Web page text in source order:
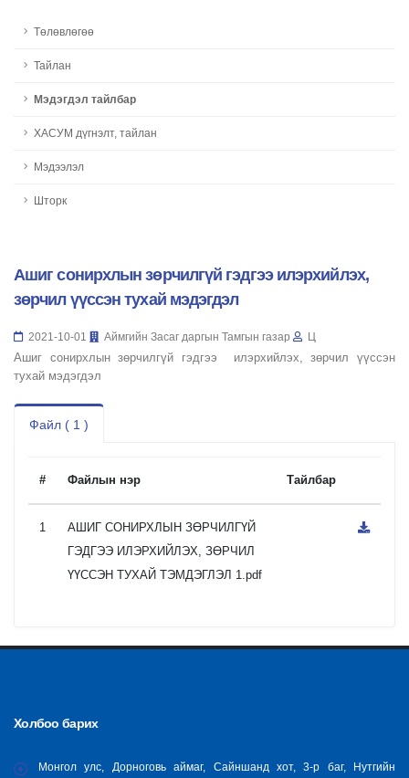
Төлөвлөгөө
Тайлан
Мэдэгдэл тайлбар
ХАСУМ дүгнэлт, тайлан
Мэдээлэл
Шторк
Ашиг сонирхлын зөрчилгүй гэдгээ илэрхийлэх,
зөрчил үүссэн тухай мэдэгдэл
2021-10-01 Аймгийн Засаг даргын Тамгын газар Ц
Ашиг сонирхлын зөрчилгүй гэдгээ илэрхийлэх, зөрчил үүссэн
тухай мэдэгдэл
Файл ( 1 )
# Файлын нэр Тайлбар
1
АШИГ СОНИРХЛЫН ЗӨРЧИЛГҮЙ
ГЭДГЭЭ ИЛЭРХИЙЛЭХ, ЗӨРЧИЛ
ҮҮССЭН ТУХАЙ ТЭМДЭГЛЭЛ 1.pdf
Холбоо барих
Монгол улс, Дорноговь аймаг, Сайншанд хот, 3-р баг, Нутгийн